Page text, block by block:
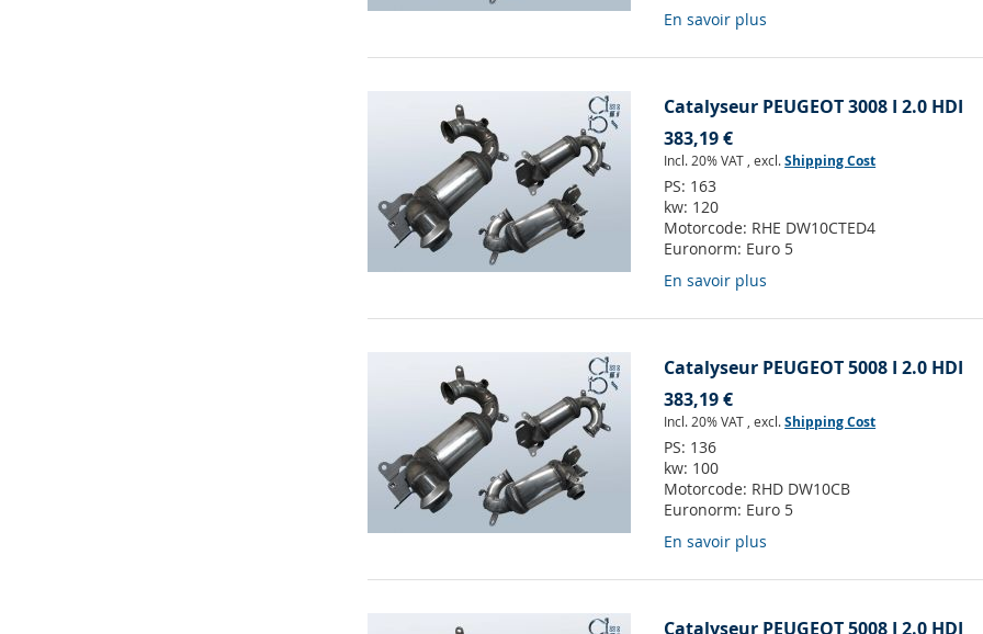
En savoir plus
Catalyseur PEUGEOT 3008 I 2.0 HDI
383,19 €
Incl. 20% VAT ,excl.Shipping Cost
PS: 163
kw: 120
Motorcode: RHE DW10CTED4
Euronorm: Euro 5
En savoir plus
Catalyseur PEUGEOT 5008 I 2.0 HDI
383,19 €
Incl. 20% VAT ,excl.Shipping Cost
PS: 136
kw: 100
Motorcode: RHD DW10CB
Euronorm: Euro 5
En savoir plus
Catalyseur PEUGEOT 5008 I 2.0 HDI